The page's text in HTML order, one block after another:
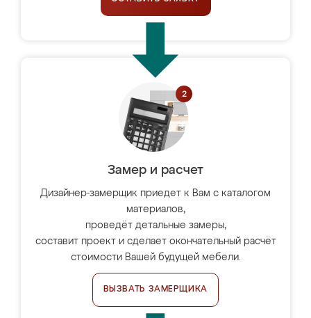
Замер и расчет
Дизайнер-замерщик приедет к Вам с каталогом
материалов,
проведёт детальные замеры,
составит проект и сделает окончательный расчёт
стоимости Вашей будущей мебели.
ВЫЗВАТЬ ЗАМЕРЩИКА